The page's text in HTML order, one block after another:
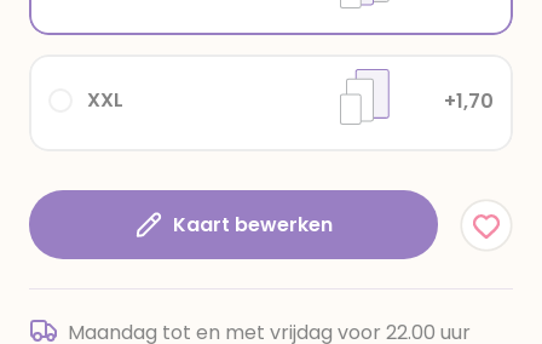
XXL +1,70
Kaart bewerken
Maandag tot en met vrijdag voor 22.00 uur